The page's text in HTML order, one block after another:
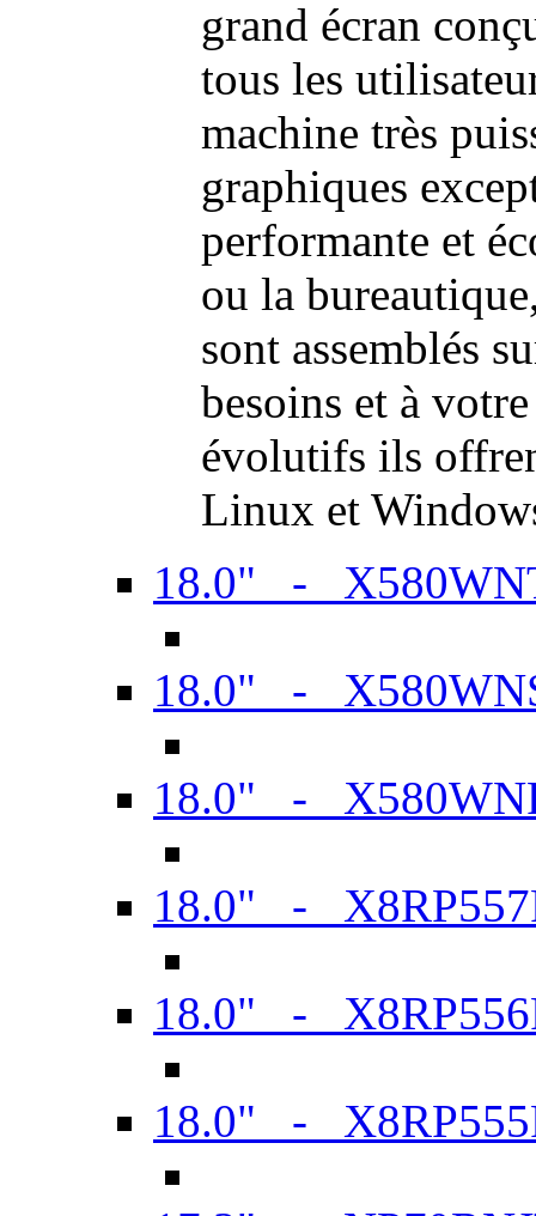
grand écran
tous les
machine très
graphiques
performante et
ou la
sont assemblés
besoins et à
évolutifs ils
Linux et
18.0" -
18.0" -
18.0" -
18.0" -
18.0" -
18.0" -